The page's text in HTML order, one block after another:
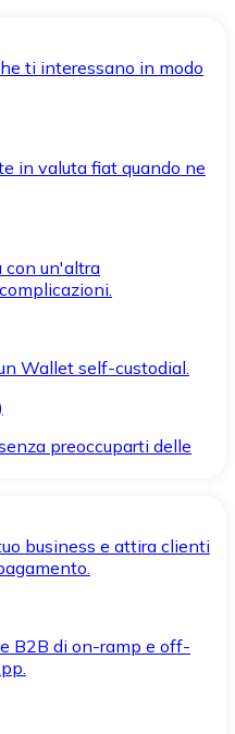
ti interessano in modo
in valuta fiat quando ne
con un'altra
Wallet self-custodial.
preoccuparti delle
business e attira clienti
B2B di on-ramp e off-